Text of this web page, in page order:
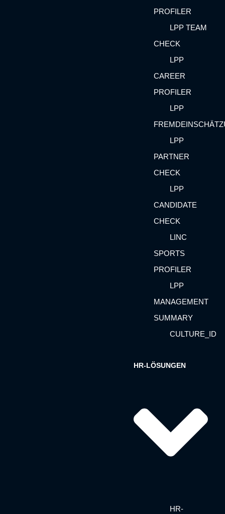
PROFILER
LPP TEAM
CHECK
LPP
CAREER
PROFILER
LPP
LPP
PARTNER
CHECK
LPP
CANDIDATE
CHECK
LINC
SPORTS
PROFILER
LPP
MANAGEMENT
SUMMARY
CULTURE_ID
HR-LÖSUNGEN
HR-